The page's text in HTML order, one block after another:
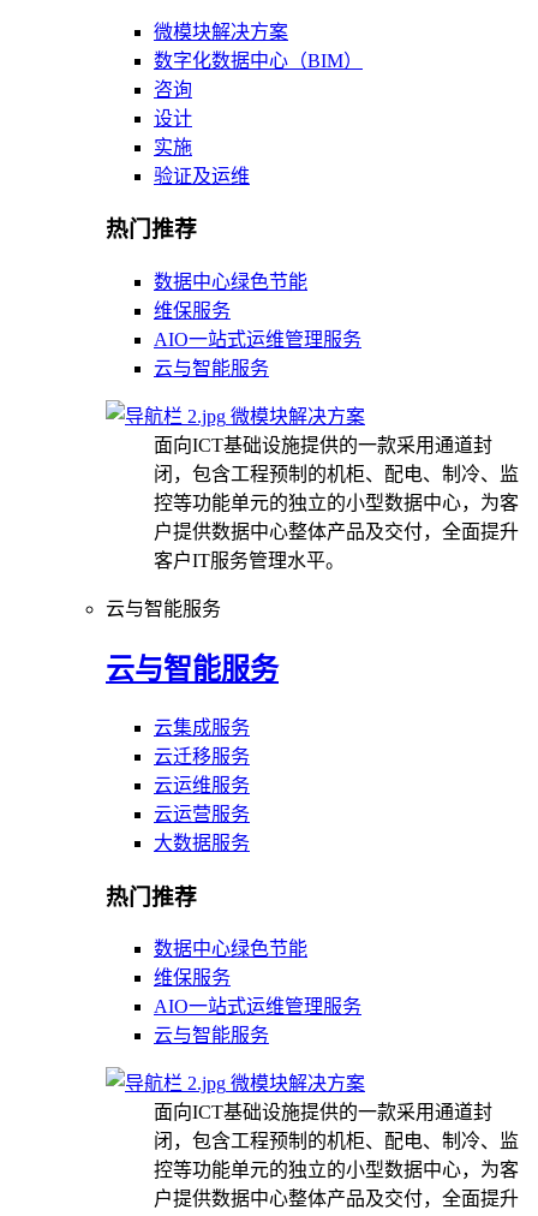
微模块解决方案
数字化数据中心（BIM）
咨询
设计
实施
验证及运维
热门推荐
数据中心绿色节能
维保服务
AIO一站式运维管理服务
云与智能服务
微模块解决方案
面向ICT基础设施提供的一款采用通道封
闭，包含工程预制的机柜、配电、制冷、监
控等功能单元的独立的小型数据中心，为客
户提供数据中心整体产品及交付，全面提升
客户IT服务管理水平。
云与智能服务
云与智能服务
云集成服务
云迁移服务
云运维服务
云运营服务
大数据服务
热门推荐
数据中心绿色节能
维保服务
AIO一站式运维管理服务
云与智能服务
微模块解决方案
面向ICT基础设施提供的一款采用通道封
闭，包含工程预制的机柜、配电、制冷、监
控等功能单元的独立的小型数据中心，为客
户提供数据中心整体产品及交付，全面提升